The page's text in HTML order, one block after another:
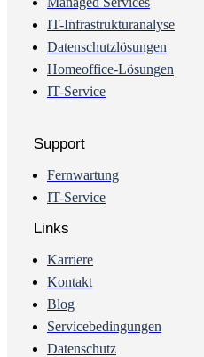
IT-Infrastrukturanalyse
Datenschutzlösungen
Homeoffice-Lösungen
IT-Service
Support
Fernwartung
IT-Service
Links
Karriere
Kontakt
Blog
Servicebedingungen
Datenschutz